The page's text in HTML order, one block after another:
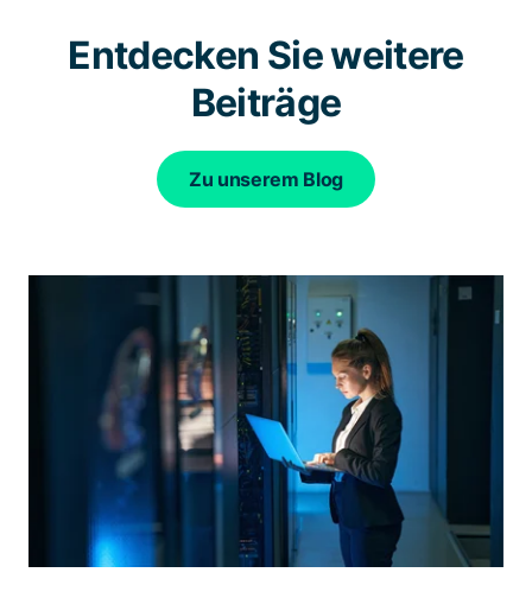
Entdecken Sie weitere
Beiträge
Zu unserem Blog